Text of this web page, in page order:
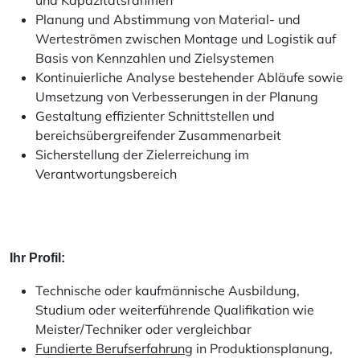
Planung und Abstimmung von Material- und
Werteströmen zwischen Montage und Logistik auf
Basis von Kennzahlen und Zielsystemen
Kontinuierliche Analyse bestehender Abläufe sowie
Umsetzung von Verbesserungen in der Planung
Gestaltung effizienter Schnittstellen und
bereichsübergreifender Zusammenarbeit
Sicherstellung der Zielerreichung im
Verantwortungsbereich
Ihr Profil:
Technische oder kaufmännische Ausbildung,
Studium oder weiterführende Qualifikation wie
Meister/Techniker oder vergleichbar
Fundierte Berufserfahrung in Produktionsplanung,